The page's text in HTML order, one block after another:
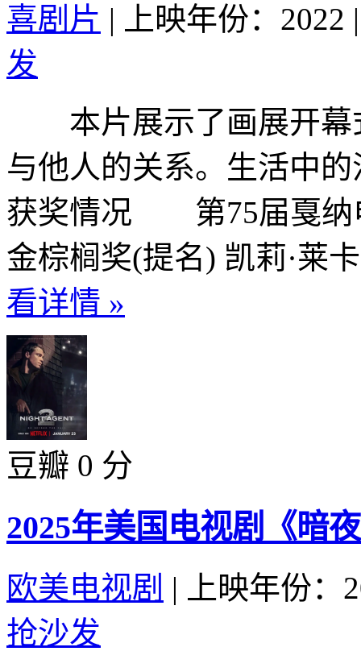
喜剧片 | 上映年份：2022 |
发
本片展示了画展开幕
与他人的关系。生活中
获奖情况 第75届戛
金棕榈奖(提名) 凯莉·
看详情 »
豆瓣 0 分
2025年美国电视剧《暗
欧美电视剧 |
上映年份：
抢沙发